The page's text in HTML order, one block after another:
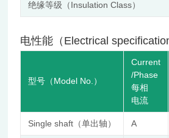
绝缘等级（Insulation Class）
电性能（Electrical
型号（Model No.）
Current
/Phase
每相
电流
Single shaft（单出轴） A